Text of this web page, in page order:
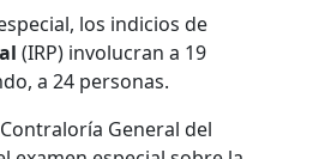
los indicios de
(IRP) involucran a 19
a 24 personas.
General del